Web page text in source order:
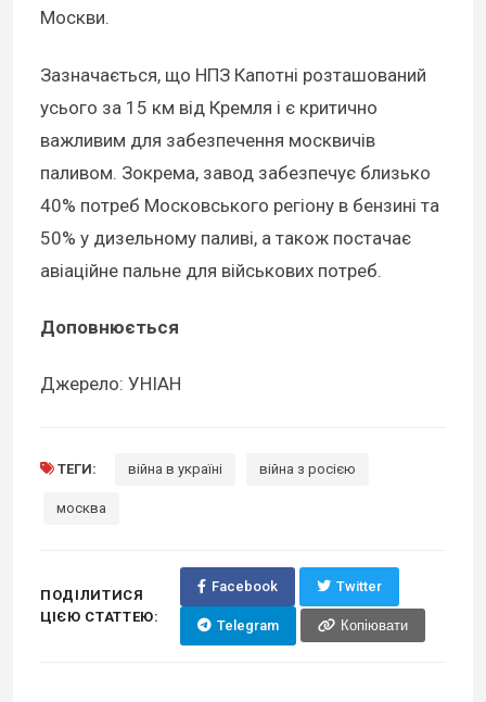
Москви.
Зазначається, що НПЗ Капотні розташований
усього за 15 км від Кремля і є критично
важливим для забезпечення москвичів
паливом. Зокрема, завод забезпечує близько
40% потреб Московського регіону в бензині та
50% у дизельному паливі, а також постачає
авіаційне пальне для військових потреб.
Доповнюється
Джерело: УНІАН
ТЕГИ: війна в україні війна з росією
москва
ПОДІЛИТИСЯ
ЦІЄЮ СТАТТЕЮ:
Facebook Twitter
Telegram Копіювати